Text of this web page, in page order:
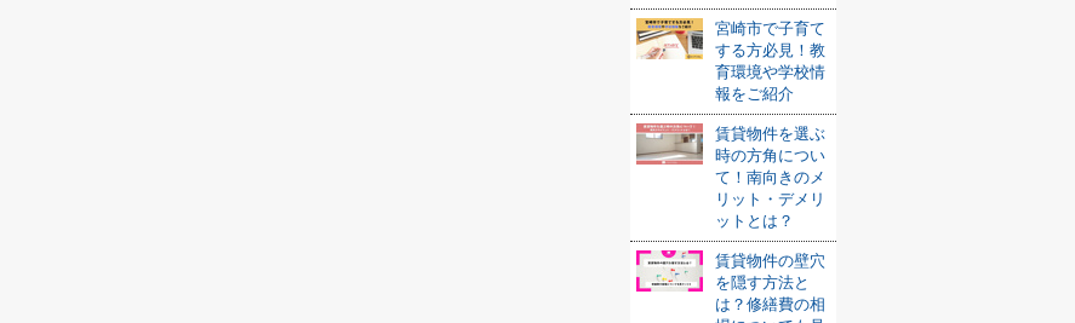
宮崎市で子育て
する方必見！教
育環境や学校情
報をご紹介
賃貸物件を選ぶ
時の方角につい
て！南向きのメ
リット・デメリ
ットとは？
賃貸物件の壁穴
を隠す方法と
は？修繕費の相